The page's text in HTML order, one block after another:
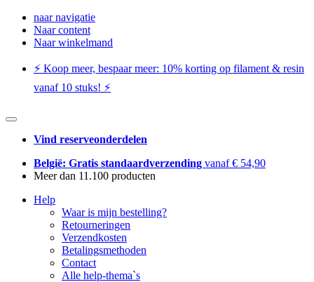
naar navigatie
Naar content
Naar winkelmand
⚡️ Koop meer, bespaar meer: ​​10% korting op filament & resin
vanaf 10 stuks! ⚡️
Vind reserveonderdelen
België: Gratis standaardverzending vanaf € 54,90
Meer dan 11.100 producten
Help
Waar is mijn bestelling?
Retourneringen
Verzendkosten
Betalingsmethoden
Contact
Alle help-thema`s